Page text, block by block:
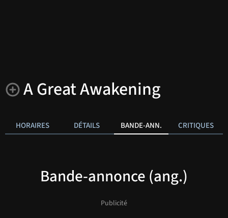
A Great Awakening
HORAIRES DÉTAILS BANDE-ANN. CRITIQUES
Bande-annonce (ang.)